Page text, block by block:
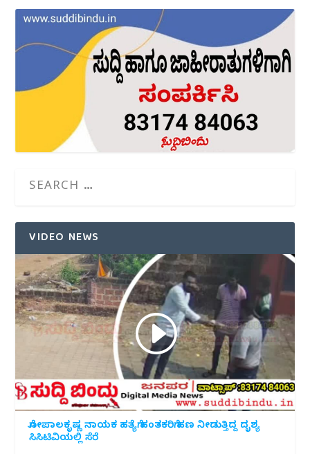
VIDEO NEWS
ಗೋಪಾಲಕೃಷ್ಣ ನಾಯಕ ಹತ್ಯೆಗೆ ಹಂತಕರಿಗೆ ಹಣ ನೀಡುತ್ತಿದ್ದ ದೃಶ್ಯ
ಸಿಸಿಟಿವಿಯಲ್ಲಿ ಸೆರೆ